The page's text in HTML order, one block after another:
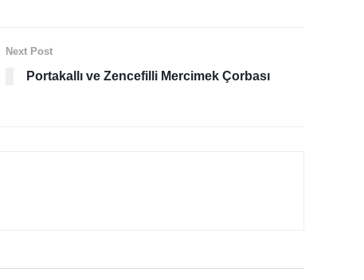
Next Post
Portakallı ve Zencefilli Mercimek Çorbası